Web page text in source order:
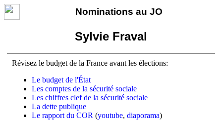
Nominations au JO
Sylvie Fraval
Révisez le budget de la France avant les élections:
Le budget de l'État
Les comptes de la sécurité sociale
Les chiffres clef de la sécurité sociale
La dette publique
Le rapport du COR (youtube, diaporama)